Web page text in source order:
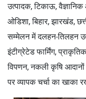
उत्पादक, टिकाऊ,
ओडिशा, बिहार, झारखंड,
सम्मेलन में दलहन-तिलहन
इंटीग्रेटेड फार्मिंग,
विपणन, नकली कृषि
पर व्यापक चर्चा का खाका